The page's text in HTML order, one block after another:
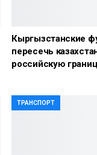
Кыргызстанские
пересечь
российскую
ТРАНСПОРТ